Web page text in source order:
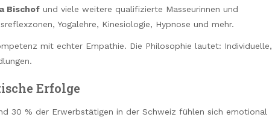
Bischof und viele weitere qualifizierte Masseurinnen und
Yogalehre, Kinesiologie, Hypnose und mehr.
mit echter Empathie. Die Philosophie lautet: Individuelle,
Erfolge
30 % der Erwerbstätigen in der Schweiz fühlen sich emotional